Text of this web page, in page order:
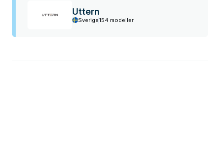
Uttern
Sverige154 modeller